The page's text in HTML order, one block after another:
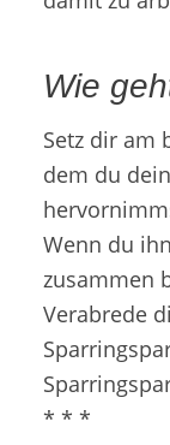
Wie
Setz dir am
dem du
Wenn du
zusammen
Verabrede
* * *